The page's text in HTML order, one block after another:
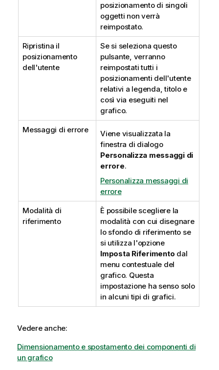
posizionamento di singoli
oggetti non verrà
reimpostato.
Ripristina il
posizionamento
dell'utente
Se si seleziona questo
pulsante, verranno
reimpostati tutti i
posizionamenti dell'utente
relativi a legenda, titolo e
così via eseguiti nel
grafico.
Messaggi di errore
Viene visualizzata la
finestra di dialogo
Personalizza messaggi di
errore.
Personalizza messaggi di
errore
Modalità di
riferimento
È possibile scegliere la
modalità con cui disegnare
lo sfondo di riferimento se
si utilizza l'opzione
Imposta Riferimento dal
menu contestuale del
grafico. Questa
impostazione ha senso solo
in alcuni tipi di grafici.
Vedere anche:
Dimensionamento e spostamento dei componenti di
un grafico